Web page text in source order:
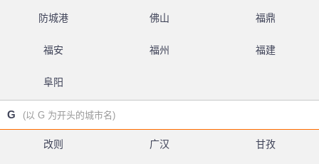
防城港 佛山 福鼎
福安 福州 福建
阜阳
G (以 G 为开头的城市名)
改则 广汉 甘孜